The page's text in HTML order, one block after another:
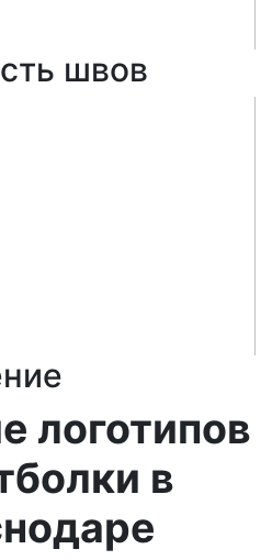
швов
логотипов
в